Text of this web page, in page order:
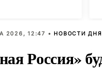
2026, 12:47 • НОВОСТИ ДНЯ
Россия»